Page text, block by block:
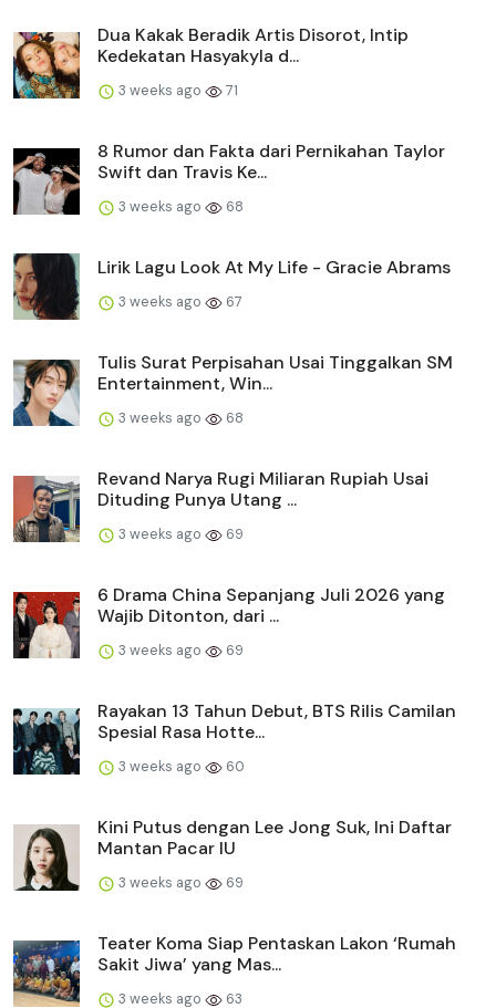
Dua Kakak Beradik Artis Disorot, Intip
Kedekatan Hasyakyla d...
3 weeks ago 71
8 Rumor dan Fakta dari Pernikahan Taylor
Swift dan Travis Ke...
3 weeks ago 68
Lirik Lagu Look At My Life - Gracie Abrams
3 weeks ago 67
Tulis Surat Perpisahan Usai Tinggalkan SM
Entertainment, Win...
3 weeks ago 68
Revand Narya Rugi Miliaran Rupiah Usai
Dituding Punya Utang ...
3 weeks ago 69
6 Drama China Sepanjang Juli 2026 yang
Wajib Ditonton, dari ...
3 weeks ago 69
Rayakan 13 Tahun Debut, BTS Rilis Camilan
Spesial Rasa Hotte...
3 weeks ago 60
Kini Putus dengan Lee Jong Suk, Ini Daftar
Mantan Pacar IU
3 weeks ago 69
Teater Koma Siap Pentaskan Lakon ‘Rumah
Sakit Jiwa’ yang Mas...
3 weeks ago 63